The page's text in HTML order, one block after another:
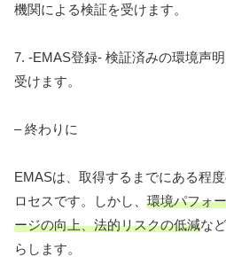
機関による検証を受けます。
7. -EMAS登録- 検証済みの環境声
受けます。
– 終わりに
EMASは、取得するまでにある程
ロセスです。しかし、 環境パフォ
ージの向上、法的リスクの低減な
らします。